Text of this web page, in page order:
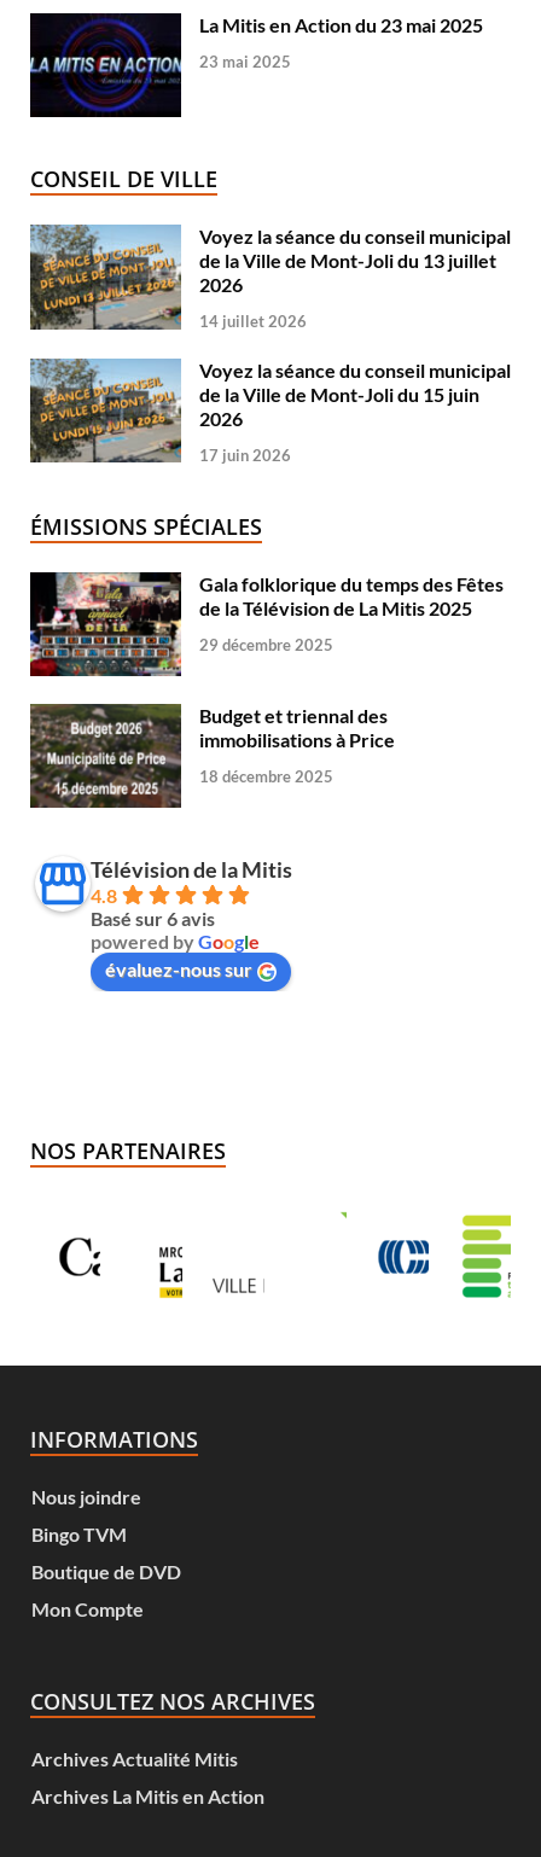
La Mitis en Action du 23 mai 2025
23 mai 2025
CONSEIL DE VILLE
Voyez la séance du conseil municipal
de la Ville de Mont-Joli du 13 juillet
2026
14 juillet 2026
Voyez la séance du conseil municipal
de la Ville de Mont-Joli du 15 juin
2026
17 juin 2026
ÉMISSIONS SPÉCIALES
Gala folklorique du temps des Fêtes
de la Télévision de La Mitis 2025
29 décembre 2025
Budget et triennal des
immobilisations à Price
18 décembre 2025
Télévision de la Mitis
4.8
Basé sur 6 avis
powered byGoogle
évaluez-nous sur
NOS PARTENAIRES
INFORMATIONS
Nous joindre
Bingo TVM
Boutique de DVD
Mon Compte
CONSULTEZ NOS ARCHIVES
Archives Actualité Mitis
Archives La Mitis en Action